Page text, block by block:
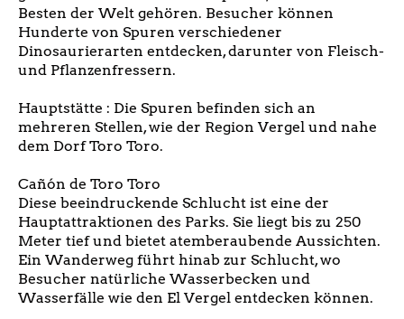
Besten der Welt gehören. Besucher können
Hunderte von Spuren verschiedener
Dinosaurierarten entdecken, darunter von Fleisch-
und Pflanzenfressern.
Hauptstätte : Die Spuren befinden sich an
mehreren Stellen, wie der Region Vergel und nahe
dem Dorf Toro Toro.
Cañón de Toro Toro
Diese beeindruckende Schlucht ist eine der
Hauptattraktionen des Parks. Sie liegt bis zu 250
Meter tief und bietet atemberaubende Aussichten.
Ein Wanderweg führt hinab zur Schlucht, wo
Besucher natürliche Wasserbecken und
Wasserfälle wie den El Vergel entdecken können.